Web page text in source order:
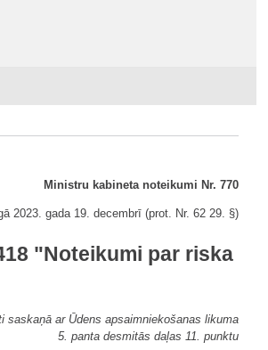
Ministru kabineta noteikumi Nr. 770
2023. gada 19. decembrī (prot. Nr. 62 29. §)
"Noteikumi par riska
saskaņā ar Ūdens apsaimniekošanas likuma
5. panta desmitās daļas 11. punktu